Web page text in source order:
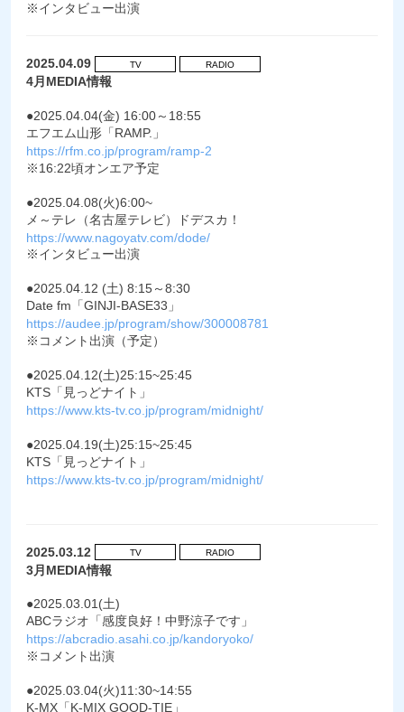
※インタビュー出演
2025.04.09 TV RADIO
4月MEDIA情報
●2025.04.04(金) 16:00～18:55
エフエム山形「RAMP.」
https://rfm.co.jp/program/ramp-2
※16:22頃オンエア予定
●2025.04.08(火)6:00~
メ～テレ（名古屋テレビ）ドデスカ！
https://www.nagoyatv.com/dode/
※インタビュー出演
●2025.04.12 (土) 8:15～8:30
Date fm「GINJI-BASE33」
https://audee.jp/program/show/300008781
※コメント出演（予定）
●2025.04.12(土)25:15~25:45
KTS「見っどナイト」
https://www.kts-tv.co.jp/program/midnight/
●2025.04.19(土)25:15~25:45
KTS「見っどナイト」
https://www.kts-tv.co.jp/program/midnight/
2025.03.12 TV RADIO
3月MEDIA情報
●2025.03.01(土)
ABCラジオ「感度良好！中野涼子です」
https://abcradio.asahi.co.jp/kandoryoko/
※コメント出演
●2025.03.04(火)11:30~14:55
K-MX「K-MIX GOOD-TIE」